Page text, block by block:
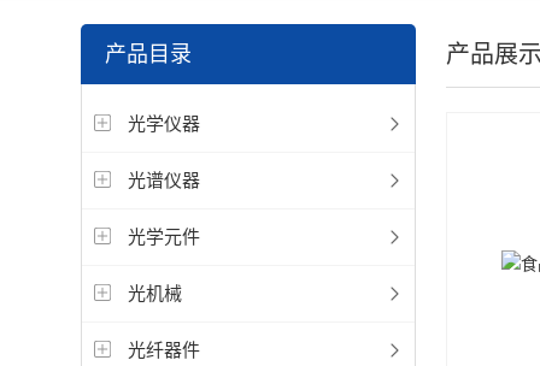
产品目录
光学仪器
光谱仪器
光学元件
光机械
光纤器件
产品展